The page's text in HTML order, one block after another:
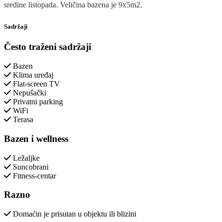
sredine listopada. Veličina bazena je 9x5m2.
Sadržaji
Često traženi sadržaji
Bazen
Klima uređaj
Flat-screen TV
Nepušački
Privatni parking
WiFi
Terasa
Bazen i wellness
Ležaljke
Suncobrani
Fitness-centar
Razno
Domaćin je prisutan u objektu ili blizini